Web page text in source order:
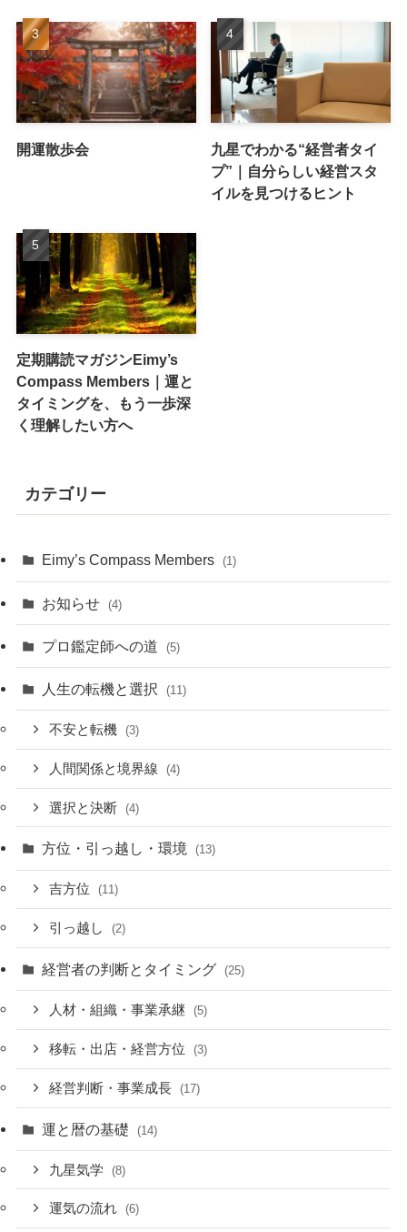
開運散歩会
九星でわかる“経営者タイ
プ”｜自分らしい経営スタ
イルを見つけるヒント
定期購読マガジンEimy’s
Compass Members｜運と
タイミングを、もう一歩深
く理解したい方へ
カテゴリー
Eimy’s Compass Members (1)
お知らせ (4)
プロ鑑定師への道 (5)
人生の転機と選択 (11)
不安と転機 (3)
人間関係と境界線 (4)
選択と決断 (4)
方位・引っ越し・環境 (13)
吉方位 (11)
引っ越し (2)
経営者の判断とタイミング (25)
人材・組織・事業承継 (5)
移転・出店・経営方位 (3)
経営判断・事業成長 (17)
運と暦の基礎 (14)
九星気学 (8)
運気の流れ (6)